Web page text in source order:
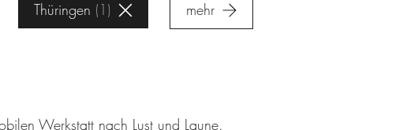
Thüringen 1 mehr
Werkstatt nach Lust und Laune.